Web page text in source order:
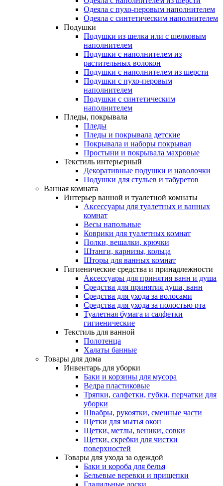
Одеяла с пухо-перовым наполнителем
Одеяла с синтетическим наполнителем
Подушки
Подушки из шелка или с шелковым
наполнителем
Подушки с наполнителем из
растительных волокон
Подушки с наполнителем из шерсти
Подушки с пухо-перовым
наполнителем
Подушки с синтетическим
наполнителем
Пледы, покрывала
Пледы
Пледы и покрывала детские
Покрывала и наборы покрывал
Простыни и покрывала махровые
Текстиль интерьерный
Декоративные подушки и наволочки
Подушки для стульев и табуретов
Ванная комната
Интерьер ванной и туалетной комнаты
Аксессуары для туалетных и ванных
комнат
Весы напольные
Коврики для туалетных комнат
Полки, вешалки, крючки
Штанги, карнизы, кольца
Шторы для ванных комнат
Гигиенические средства и принадлежности
Аксессуары для принятия ванн и душа
Средства для принятия душа, ванн
Средства для ухода за волосами
Средства для ухода за полостью рта
Туалетная бумага и салфетки
гигиенические
Текстиль для ванной
Полотенца
Халаты банные
Товары для дома
Инвентарь для уборки
Баки и корзины для мусора
Ведра пластиковые
Тряпки, салфетки, губки, перчатки для
уборки
Швабры, рукоятки, сменные части
Щетки для мытья окон
Щетки, метлы, веники, совки
Щетки, скребки для чистки
поверхностей
Товары для ухода за одеждой
Баки и короба для белья
Бельевые веревки и прищепки
Гладильные доски